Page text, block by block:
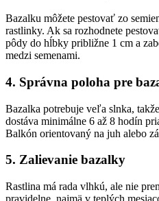
Bazalku môžete pestovať zo
rastlinky. Ak sa rozhodnete
pôdy do hĺbky približne 1 cm a
medzi semenami.
4. Správna poloha pre
Bazalka potrebuje veľa slnka,
dostáva minimálne 6 až 8 hodín
Balkón orientovaný na juh alebo
5. Zalievanie bazalky
Rastlina má rada vlhkú, ale nie